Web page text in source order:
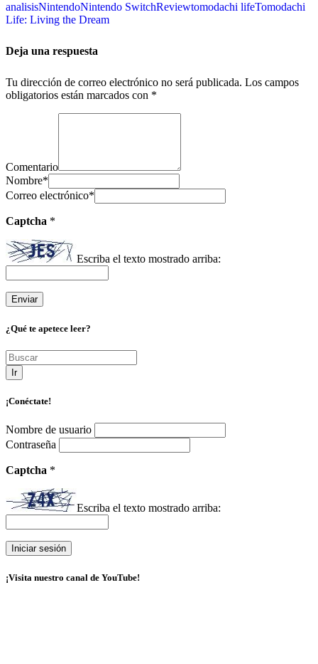
analisisNintendoNintendo SwitchReviewtomodachi lifeTomodachi
Life: Living the Dream
Deja una respuesta
Tu dirección de correo electrónico no será publicada. Los campos
obligatorios están marcados con *
Comentario
Nombre*
Correo electrónico*
Captcha *
Escriba el texto mostrado arriba:
¿Qué te apetece leer?
Ir
¡Conéctate!
Nombre de usuario
Contraseña
Captcha *
Escriba el texto mostrado arriba:
¡Visita nuestro canal de YouTube!